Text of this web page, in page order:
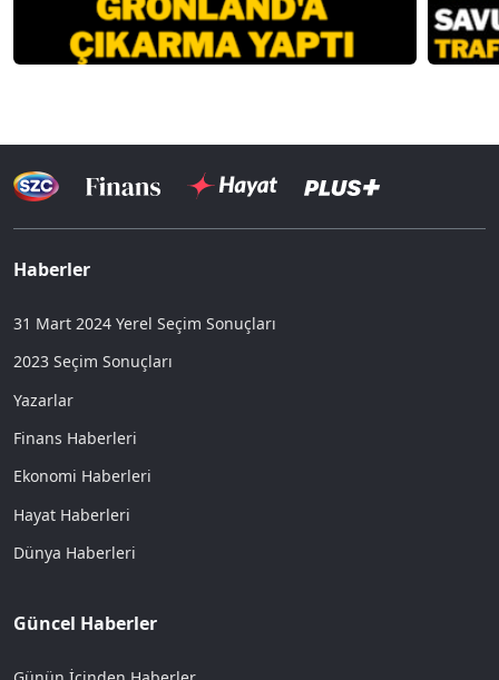
Haberler
31 Mart 2024 Yerel Seçim Sonuçları
2023 Seçim Sonuçları
Yazarlar
Finans Haberleri
Ekonomi Haberleri
Hayat Haberleri
Dünya Haberleri
Güncel Haberler